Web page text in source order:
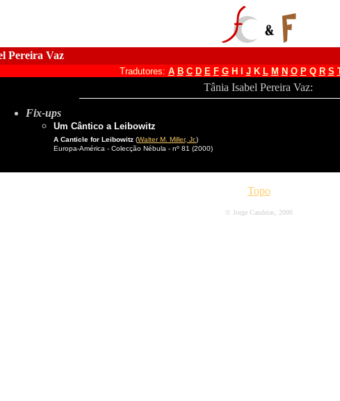
Pereira Vaz
Tradutores: A B C D E F G H J K L M N O P Q R S
Tânia Isabel Pereira Vaz:
Fix-ups
Um Cântico a Leibowitz
A Canticle for Leibowitz (Walter M. Miller, Jr.)
Europa-América - Colecção Nébula - nº 81 (2000)
Topo
© Jorge Candeias, 2000